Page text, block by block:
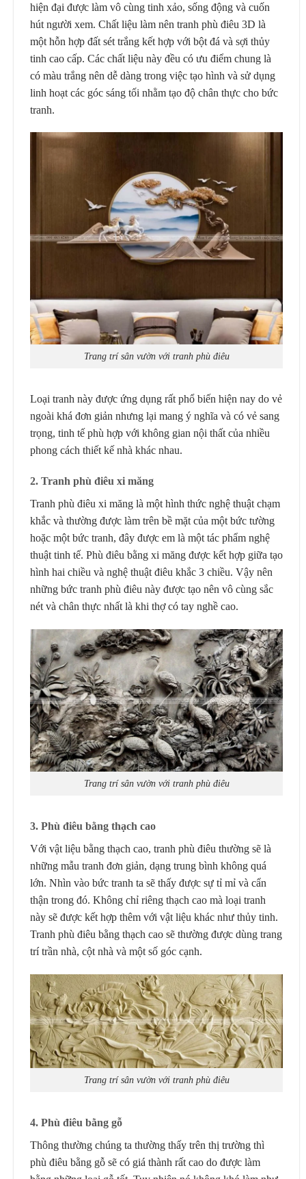
hiện đại được làm vô cùng tinh xảo, sống động và cuốn
hút người xem. Chất liệu làm nên tranh phù điêu 3D là
một hỗn hợp đất sét trắng kết hợp với bột đá và sợi thủy
tinh cao cấp. Các chất liệu này đều có ưu điểm chung là
có màu trắng nên dễ dàng trong việc tạo hình và sử dụng
linh hoạt các góc sáng tối nhằm tạo độ chân thực cho bức
tranh.
Trang trí sân vườn với tranh phù điêu
Loại tranh này được ứng dụng rất phổ biến hiện nay do vẻ
ngoài khá đơn giản nhưng lại mang ý nghĩa và có vẻ sang
trọng, tinh tế phù hợp với không gian nội thất của nhiều
phong cách thiết kế nhà khác nhau.
2. Tranh phù điêu xi măng
Tranh phù điêu xi măng là một hình thức nghệ thuật chạm
khắc và thường được làm trên bề mặt của một bức tường
hoặc một bức tranh, đây được em là một tác phẩm nghệ
thuật tinh tế. Phù điêu bằng xi măng được kết hợp giữa tạo
hình hai chiều và nghệ thuật điêu khắc 3 chiều. Vậy nên
những bức tranh phù điêu này được tạo nên vô cùng sắc
nét và chân thực nhất là khi thợ có tay nghề cao.
Trang trí sân vườn với tranh phù điêu
3. Phù điêu bằng thạch cao
Với vật liệu bằng thạch cao, tranh phù điêu thường sẽ là
những mẫu tranh đơn giản, dạng trung bình không quá
lớn. Nhìn vào bức tranh ta sẽ thấy được sự tỉ mỉ và cẩn
thận trong đó. Không chỉ riêng thạch cao mà loại tranh
này sẽ được kết hợp thêm với vật liệu khác như thủy tinh.
Tranh phù điêu bằng thạch cao sẽ thường được dùng trang
trí trần nhà, cột nhà và một số góc cạnh.
Trang trí sân vườn với tranh phù điêu
4. Phù điêu bằng gỗ
Thông thường chúng ta thường thấy trên thị trường thì
phù điêu bằng gỗ sẽ có giá thành rất cao do được làm